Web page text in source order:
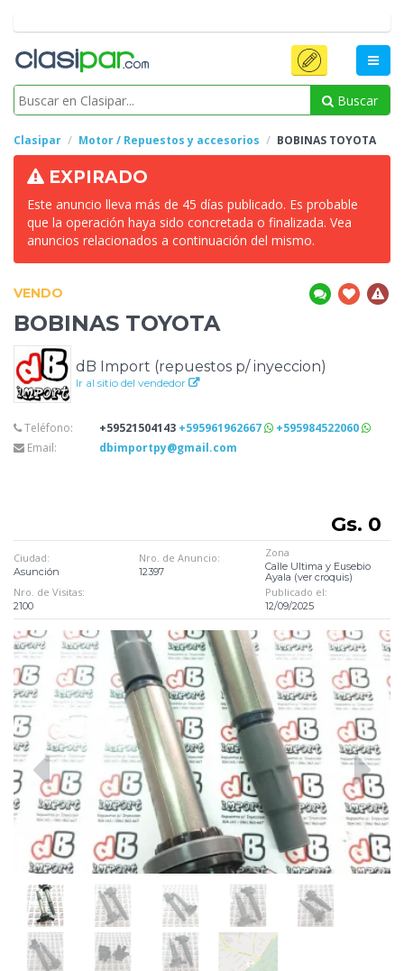
Buscar
Clasipar Motor / Repuestos y accesorios BOBINAS TOYOTA
EXPIRADO
Este anuncio lleva más de 45 días publicado. Es probable
que la operación haya sido concretada o finalizada. Vea
anuncios relacionados a continuación del mismo.
VENDO
BOBINAS TOYOTA
dB Import (repuestos p/ inyeccion)
Ir al sitio del vendedor
Teléfono: +59521504143 +595961962667
+595984522060
Email:
dbimportpy@gmail.com
Gs. 0
Ciudad:
Asunción
Nro. de Anuncio:
12397
Zona
Calle Ultima y Eusebio
Ayala (ver croquis)
Nro. de Visitas:
2100
Publicado el:
12/09/2025